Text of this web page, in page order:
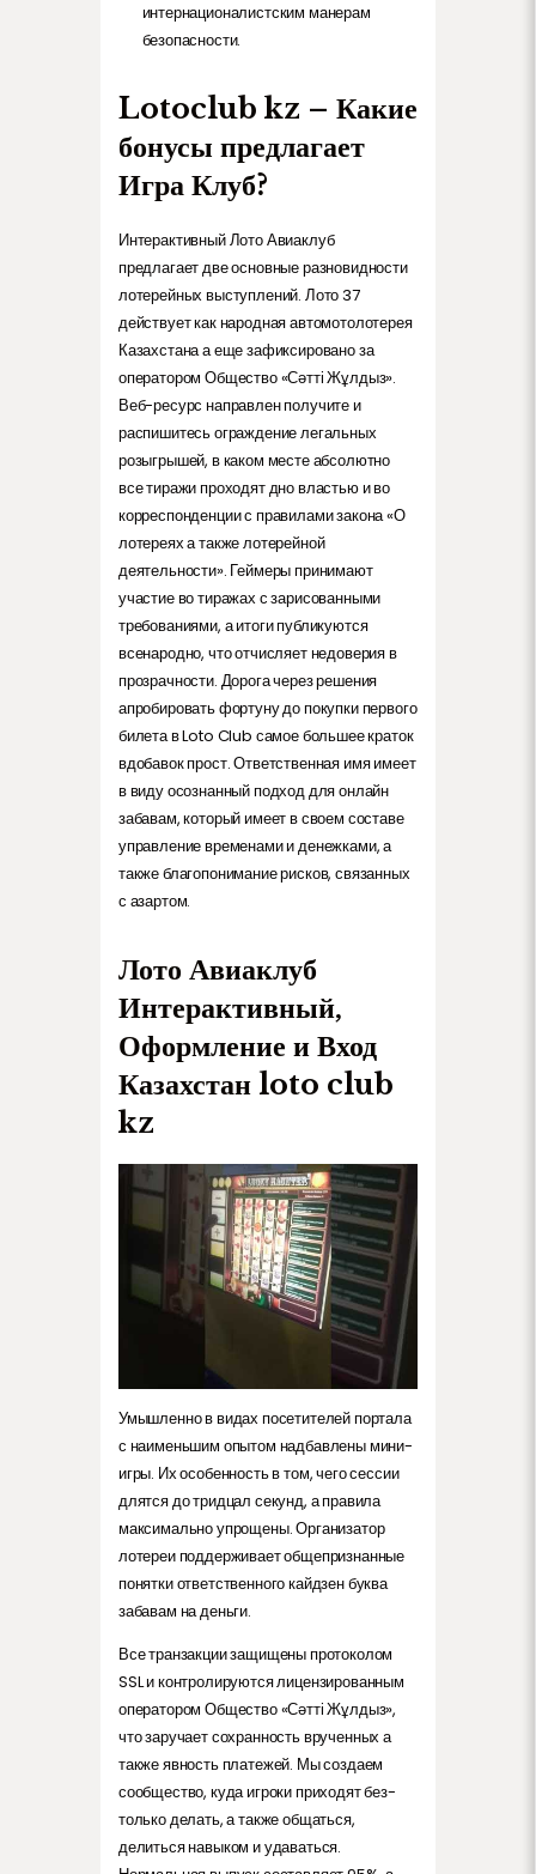
интернационалистским манерам
безопасности.
Lotoclub kz – Какие
бонусы предлагает
Игра Клуб?
Интерактивный Лото Авиаклуб
предлагает две основные разновидности
лотерейных выступлений. Лото 37
действует как народная автомотолотерея
Казахстана а еще зафиксировано за
оператором Общество «Сәтті Жұлдыз».
Веб-ресурс направлен получите и
распишитесь ограждение легальных
розыгрышей, в каком месте абсолютно
все тиражи проходят дно властью и во
корреспонденции с правилами закона «О
лотереях а также лотерейной
деятельности». Геймеры принимают
участие во тиражах с зарисованными
требованиями, а итоги публикуются
всенародно, что отчисляет недоверия в
прозрачности. Дорога через решения
апробировать фортуну до покупки первого
билета в Loto Club самое большее краток
вдобавок прост. Ответственная имя имеет
в виду осознанный подход для онлайн
забавам, который имеет в своем составе
управление временами и денежками, а
также благопонимание рисков, связанных
с азартом.
Лото Авиаклуб
Интерактивный,
Оформление и Вход
Казахстан loto club
kz
Умышленно в видах посетителей портала
с наименьшим опытом надбавлены мини-
игры. Их особенность в том, чего сессии
длятся до тридцал секунд, а правила
максимально упрощены. Организатор
лотереи поддерживает общепризнанные
понятки ответственного кайдзен буква
забавам на деньги.
Все транзакции защищены протоколом
SSL и контролируются лицензированным
оператором Общество «Сәтті Жұлдыз»,
что заручает сохранность врученных а
также явность платежей. Мы создаем
сообщество, куда игроки приходят без-
только делать, а также общаться,
делиться навыком и удаваться.